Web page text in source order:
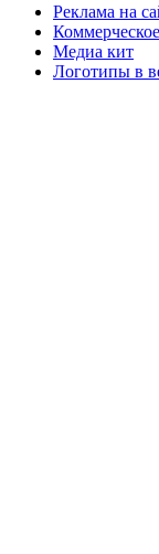
Реклама на
Медиа кит
Логотипы в